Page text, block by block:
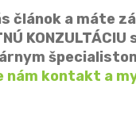
článok a máte
KONZULTÁCIU
nám kontakt a